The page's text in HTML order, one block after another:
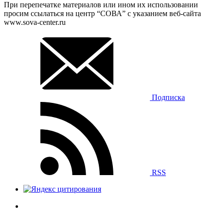
При перепечатке материалов или ином их использовании
просим ссылаться на центр “СОВА” с указанием веб-сайта
www.sova-center.ru
Подписка
RSS